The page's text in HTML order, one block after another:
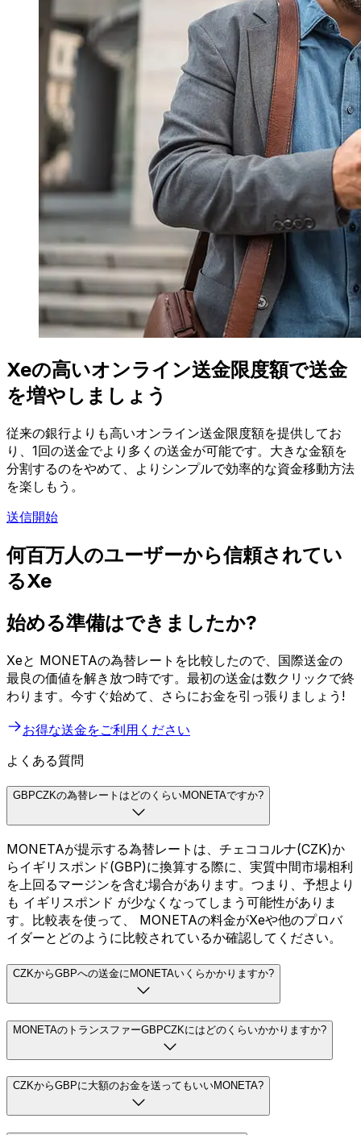
Xeの高いオンライン送金限度額で送金
を増やしましょう
従来の銀行よりも高いオンライン送金限度額を提供してお
り、1回の送金でより多くの送金が可能です。大きな金額を
分割するのをやめて、よりシンプルで効率的な資金移動方法
を楽しもう。
送信開始
何百万人のユーザーから信頼されてい
るXe
始める準備はできましたか?
Xeと MONETAの為替レートを比較したので、国際送金の
最良の価値を解き放つ時です。最初の送金は数クリックで終
わります。今すぐ始めて、さらにお金を引っ張りましょう!
お得な送金をご利用ください
よくある質問
GBPCZKの為替レートはどのくらいMONETAですか?
MONETAが提示する為替レートは、チェココルナ(CZK)か
らイギリスポンド(GBP)に換算する際に、実質中間市場相利
を上回るマージンを含む場合があります。つまり、予想より
も イギリスポンド が少なくなってしまう可能性がありま
す。比較表を使って、 MONETAの料金がXeや他のプロバ
イダーとどのように比較されているか確認してください。
CZKからGBPへの送金にMONETAいくらかかりますか?
MONETAのトランスファーGBPCZKにはどのくらいかかりますか?
CZKからGBPに大額のお金を送ってもいいMONETA?